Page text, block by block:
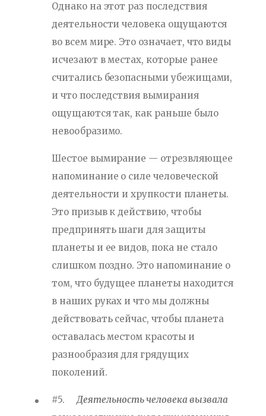
Однако на этот раз последствия
деятельности человека ощущаются
во всем мире. Это означает, что виды
исчезают в местах, которые ранее
считались безопасными убежищами,
и что последствия вымирания
ощущаются так, как раньше было
невообразимо.
Шестое вымирание — отрезвляющее
напоминание о силе человеческой
деятельности и хрупкости планеты.
Это призыв к действию, чтобы
предпринять шаги для защиты
планеты и ее видов, пока не стало
слишком поздно. Это напоминание о
том, что будущее планеты находится
в наших руках и что мы должны
действовать сейчас, чтобы планета
оставалась местом красоты и
разнообразия для грядущих
поколений.
#5.Деятельность человека вызвала